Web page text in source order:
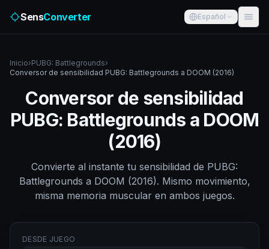
SensConverter Español
Inicio›PUBG: Battlegrounds›
Conversor de sensibilidad PUBG: Battlegrounds a DOOM (2016)
Conversor de sensibilidad
PUBG: Battlegrounds a DOOM
(2016)
Convierte al instante tu sensibilidad de PUBG:
Battlegrounds a DOOM (2016). Mismo movimiento,
misma memoria muscular en ambos juegos.
DESDE JUEGO